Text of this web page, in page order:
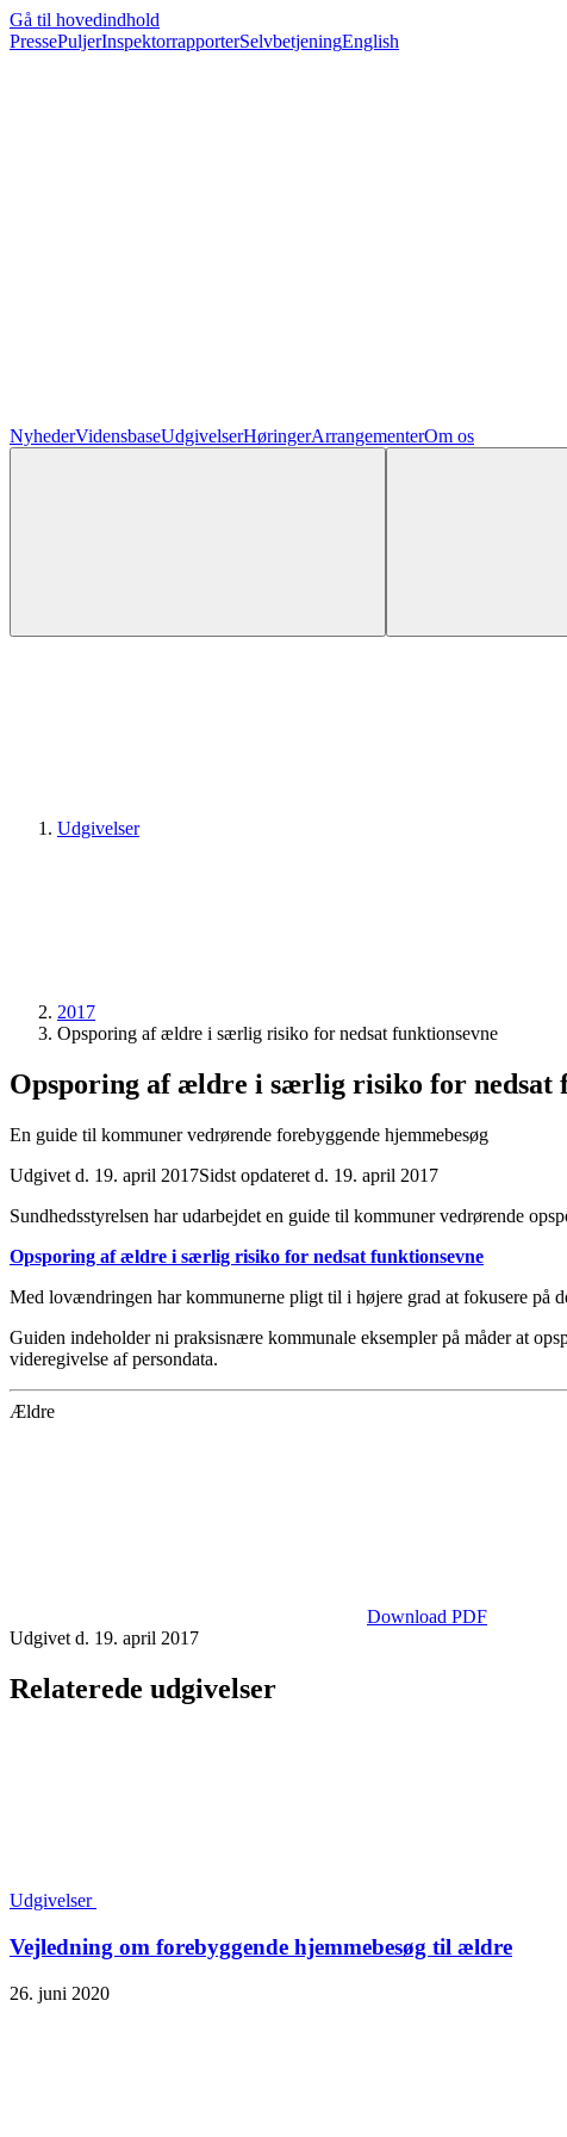
Gå til hovedindhold
PressePuljerInspektorrapporterSelvbetjeningEnglish
NyhederVidensbaseUdgivelserHøringerArrangementerOm os
Udgivelser
2017
Opsporing af ældre i særlig risiko for nedsat funktions­evne
Opsporing af ældre i særlig risiko for nedsat
En guide til kommuner vedrørende forebyggende hjemmebesøg
Udgivet d. 19. april 2017Sidst opdateret d. 19. april 2017
Sundhedsstyrelsen har udarbejdet en guide til kommuner vedrørende
Opsporing af ældre i særlig risiko for nedsat funktionsevne
Med lovændringen har kommunerne pligt til i højere grad at fokusere på
Guiden indeholder ni praksisnære kommunale eksempler på måder at
videregivelse af persondata.
Ældre
Download PDF
Udgivet d. 19. april 2017
Relaterede udgivelser
Udgivelser
Vejledning om forebyggende hjemmebesøg til ældre
26. juni 2020